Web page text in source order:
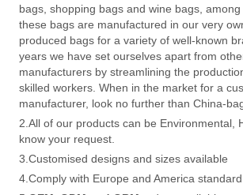
bags, shopping bags and wine bags,
these bags are manufactured in our very
produced bags for a variety of well-known
years we have set ourselves apart from
manufacturers by streamlining the
skilled workers. When in the market for a
manufacturer, look no further than China-
2.All of our products can be Environmental,
know your request.
3.Customised designs and sizes available
4.Comply with Europe and America standard